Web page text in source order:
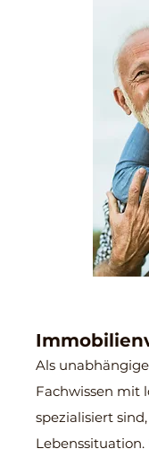
Als
Fachwissen mit
spezialisiert